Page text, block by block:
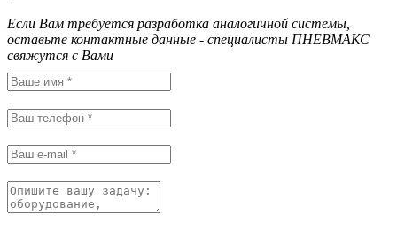
Если Вам требуется разработка аналогичной системы,
оставьте контактные данные - специалисты ПНЕВМАКС
свяжутся с Вами